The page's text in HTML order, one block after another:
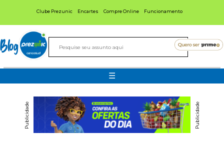
Clube Prezunic Encartes Compre Online Funcionamento
Blog
☰
Publicidade Publicidade